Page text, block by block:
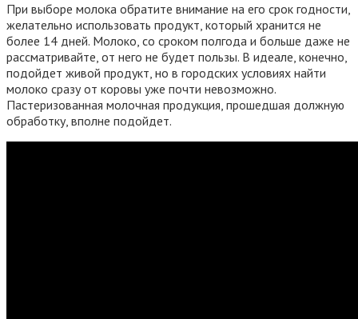
При выборе молока обратите внимание на его срок годности,
желательно использовать продукт, который хранится не
более 14 дней. Молоко, со сроком полгода и больше даже не
рассматривайте, от него не будет пользы. В идеале, конечно,
подойдет живой продукт, но в городских условиях найти
молоко сразу от коровы уже почти невозможно.
Пастеризованная молочная продукция, прошедшая должную
обработку, вполне подойдет.